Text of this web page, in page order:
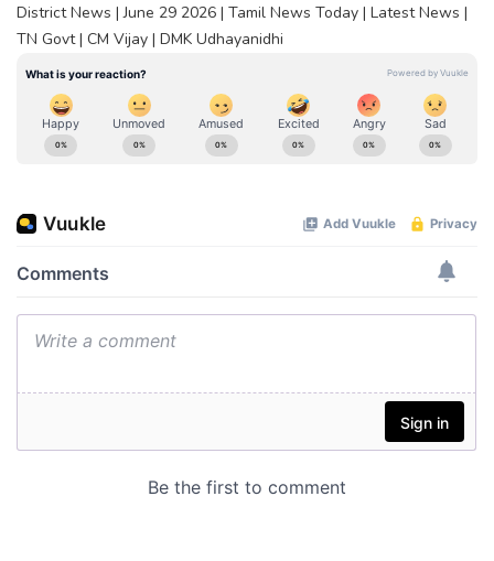
District News | June 29 2026 | Tamil News Today | Latest News |
TN Govt | CM Vijay | DMK Udhayanidhi